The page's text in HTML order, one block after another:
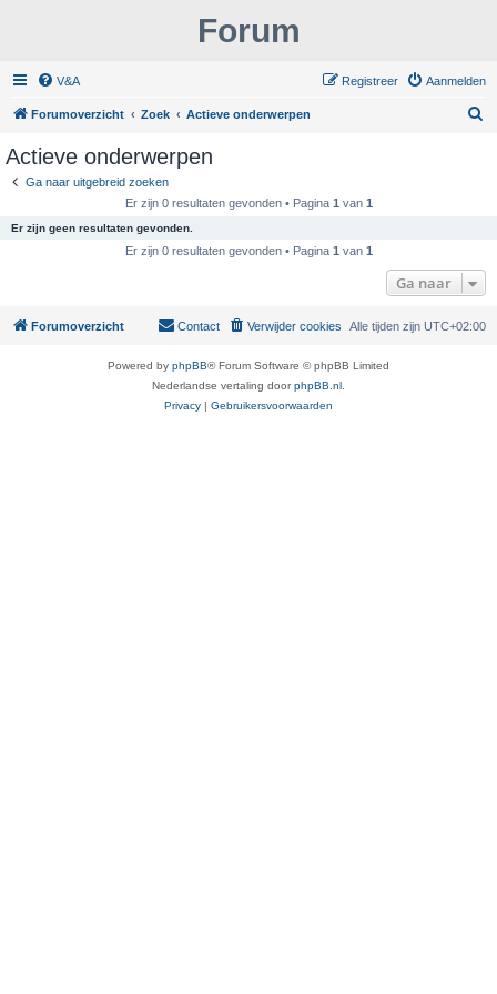
Forum
V&A Aanmelden
Registreer
Forumoverzicht Zoek Actieve onderwerpen
Actieve onderwerpen
Ga naar uitgebreid zoeken
Er zijn 0 resultaten gevonden • Pagina 1 van 1
Er zijn geen resultaten gevonden.
Er zijn 0 resultaten gevonden • Pagina 1 van 1
Ga naar
Forumoverzicht Alle tijden zijn UTC+02:00
Verwijder cookies
Contact
Powered by phpBB® Forum Software © phpBB Limited
Nederlandse vertaling doorphpBB.nl
Privacy | Gebruikersvoorwaarden